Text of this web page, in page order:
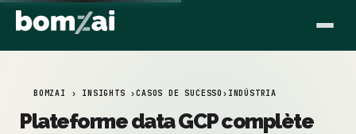
BOMZAI › INSIGHTS ›CASOS DE SUCESSO › INDÚSTRIA
Plateforme data GCP complète